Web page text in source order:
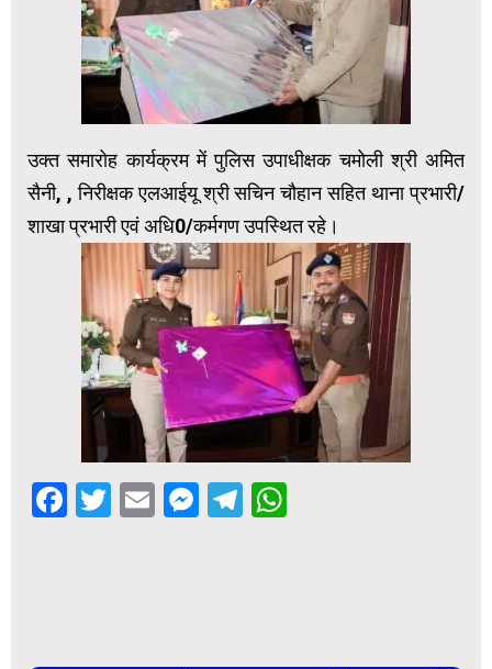
उक्त समारोह कार्यक्रम में पुलिस उपाधीक्षक चमोली श्री अमित
सैनी, , निरीक्षक एलआईयू श्री सचिन चौहान सहित थाना प्रभारी/
शाखा प्रभारी एवं अधि0/कर्मगण उपस्थित रहे।
Facebook
Twitter
EmailMessenger
Telegram